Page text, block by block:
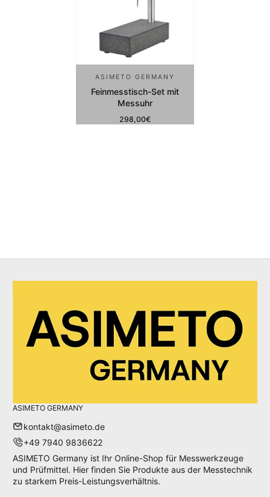
ASIMETO GERMANY
Feinmesstisch-Set mit
Messuhr
Regulärer Preis
298,00€
ASIMETO GERMANY
kontakt@asimeto.de
+49 7940 9836622
ASIMETO Germany ist Ihr Online-Shop für Messwerkzeuge
und Prüfmittel. Hier finden Sie Produkte aus der Messtechnik
zu starkem Preis-Leistungsverhältnis.